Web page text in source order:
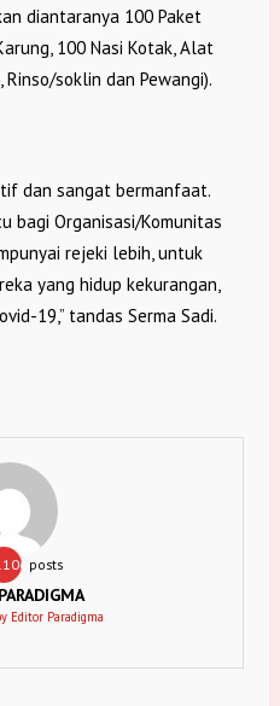
diantaranya 100 Paket
100 Nasi Kotak, Alat
soklin dan Pewangi).
dan sangat bermanfaat.
bagi Organisasi/Komunitas
rejeki lebih, untuk
yang hidup kekurangan,
19,” tandas Serma Sadi.
posts
Editor Paradigma